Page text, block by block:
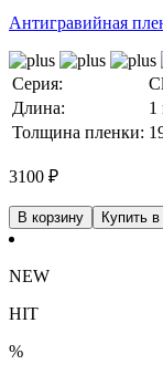
Антигравийная
Серия:
Длина:
1
Толщина пленки:
3100 ₽
В корзину Купить
NEW
HIT
%